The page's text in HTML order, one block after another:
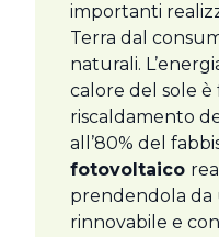
importanti
Terra dal
naturali.
calore del sole
riscaldamento
all’80% del
fotovoltaico
prendendola da
rinnovabile e